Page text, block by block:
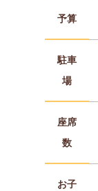
予算
駐車
場
座席
数
お子